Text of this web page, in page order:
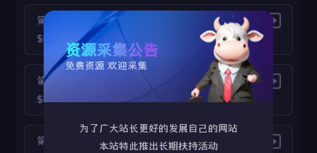
第01集
$https://v14.gghijk.com/yyv14/202509/09/Ns0YMn6HDi19/video/index.m3u8
第02集
$https://v13.gghijk.com/yyv13/202509/09/iGuZtbiYmD20/video/index.m3u8
第03集
资源采集公告
免费资源 欢迎采集
为了广大站长更好的发展自己的网站
本站特此推出长期扶持活动